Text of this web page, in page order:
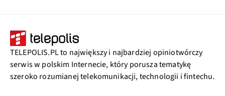
TELEPOLIS.PL to największy i najbardziej opiniotwórczy
serwis w polskim Internecie, który porusza tematykę
szeroko rozumianej telekomunikacji, technologii i fintechu.